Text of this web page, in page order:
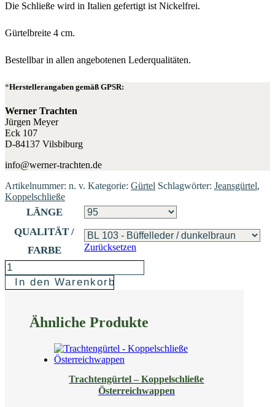
Die Schließe wird in Italien gefertigt ist Nickelfrei.
Gürtelbreite 4 cm.
Bestellbar in allen angebotenen Lederqualitäten.
Herstellerangaben gemäß GPSR:
Werner Trachten
Jürgen Meyer
Eck 107
D-84137 Vilsbiburg
info@werner-trachten.de
Artikelnummer: n. v. Kategorie: Gürtel Schlagwörter: Jeansgürtel,
Koppelschließe
LÄNGE
QUALITÄT /
FARBE
Zurücksetzen
JEANSGÜRTEL
04-
UNISEX-
In den Warenkorb
Ähnliche Produkte
Trachtengürtel – Koppelschließe
Österreichwappen